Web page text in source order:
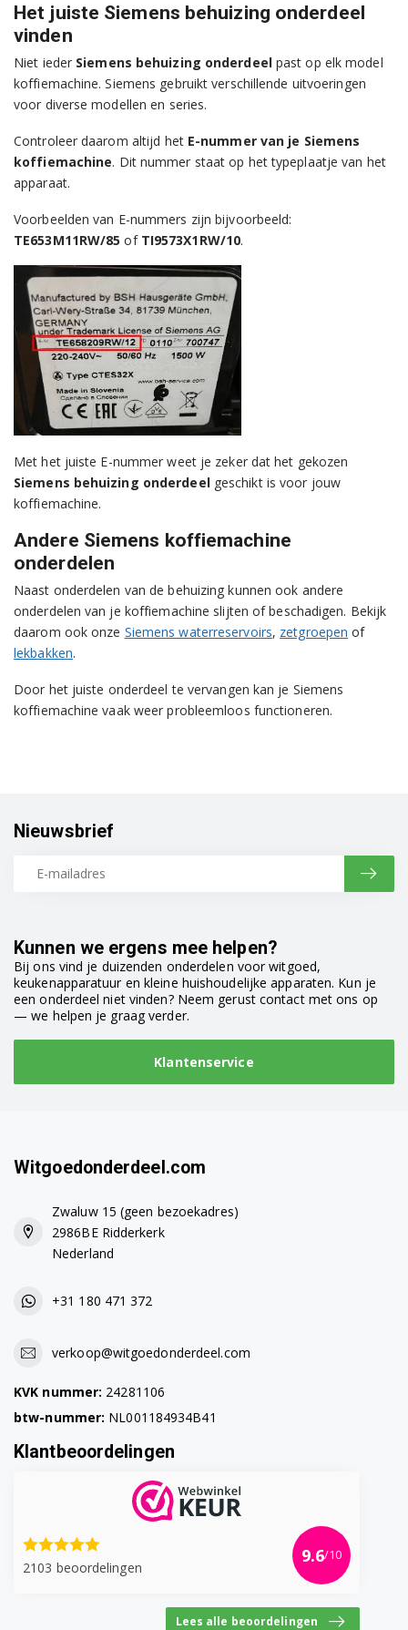
Het juiste Siemens behuizing onderdeel
vinden
Niet ieder Siemens behuizing onderdeelpast op elk model
koffiemachine. Siemens gebruikt verschillende uitvoeringen
voor diverse modellen en series.
Controleer daarom altijd het E-nummer van je Siemens
koffiemachine. Dit nummer staat op het typeplaatje van het
apparaat.
Voorbeelden van E-nummers zijn bijvoorbeeld:
TE653M11RW/85 of TI9573X1RW/10.
Met het juiste E-nummer weet je zeker dat het gekozen
Siemens behuizing onderdeelgeschikt is voor jouw
koffiemachine.
Andere Siemens koffiemachine
onderdelen
Naast onderdelen van de behuizing kunnen ook andere
onderdelen van je koffiemachine slijten of beschadigen. Bekijk
daarom ook onze Siemens waterreservoirs, zetgroepen of
lekbakken.
Door het juiste onderdeel te vervangen kan je Siemens
koffiemachine vaak weer probleemloos functioneren.
Kunnen we ergens mee helpen?
Bij ons vind je duizenden onderdelen voor witgoed,
keukenapparatuur en kleine huishoudelijke apparaten. Kun je
een onderdeel niet vinden? Neem gerust contact met ons op
— we helpen je graag verder.
Klantenservice
Nieuwsbrief
Witgoedonderdeel.com
Zwaluw 15 (geen bezoekadres)
2986BE Ridderkerk
Nederland
+31 180 471 372
verkoop@witgoedonderdeel.com
KVK nummer: 24281106
btw-nummer: NL001184934B41
Klantbeoordelingen
2103 beoordelingen
9.6/10
Lees alle beoordelingen